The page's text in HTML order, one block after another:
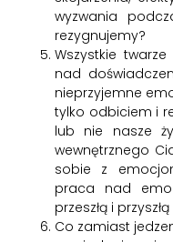
wyzwania
rezygnujemy?
Wszystkie
nad
nieprzyjemne
tylko odbiciem i
lub nie nasze
wewnętrznego
sobie z
praca nad
przeszłą i
Co zamiast